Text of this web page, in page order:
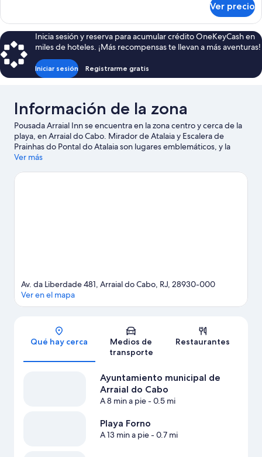
Ver precio
Inicia sesión y reserva para acumular crédito OneKeyCash en
miles de hoteles. ¡Más recompensas te llevan a más aventuras!
Iniciar sesión Registrarme gratis
Información de la zona
Pousada Arraial Inn se encuentra en la zona centro y cerca de la
playa, en Arraial do Cabo. Mirador de Atalaia y Escalera de
Prainhas do Pontal do Atalaia son lugares emblemáticos, y la
belleza natural del área puede apreciarse en Playa dos Anjos y
Oceanográfico y Playa de Pontal do Atalaia. En la zona puedes
Ver más
Sección del mapa
Av. da Liberdade 481, Arraial do Cabo, RJ, 28930-000
Ver en el mapa
Qué hay cerca
Medios de
transporte
Restaurantes
Ayuntamiento municipal de
Arraial do Cabo
A 8 min a pie- 0.5 mi
Playa Forno
A 13 min a pie- 0.7 mi